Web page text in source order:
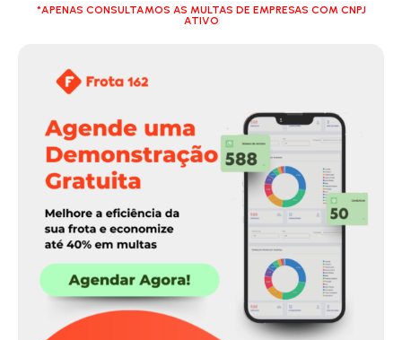
*APENAS CONSULTAMOS AS MULTAS DE EMPRESAS COM CNPJ
ATIVO